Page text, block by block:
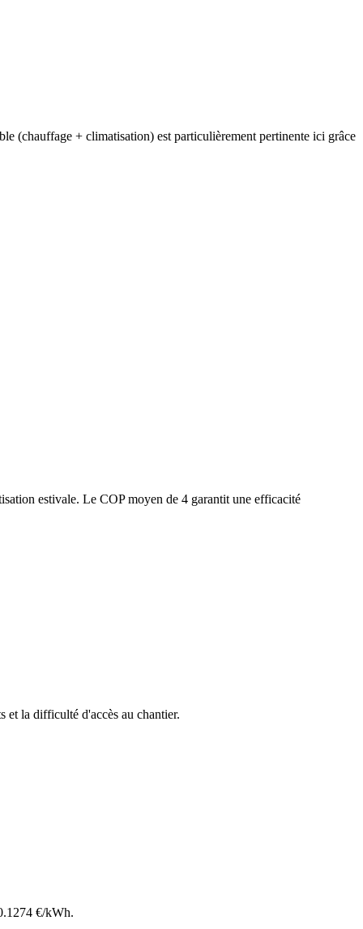
(chauffage + climatisation) est particulièrement pertinente ici grâce
estivale. Le COP moyen de 4 garantit une efficacité
et la difficulté d'accès au chantier.
€/kWh.